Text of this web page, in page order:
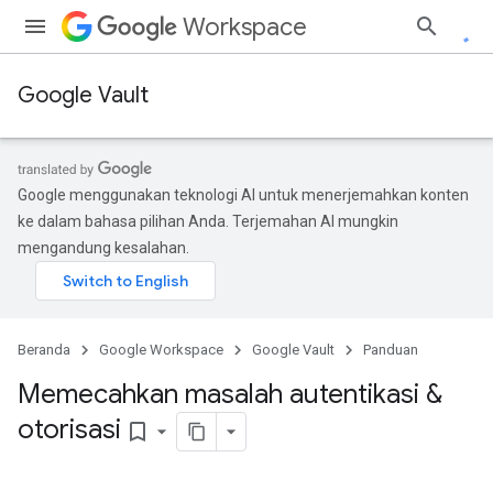
Workspace
Google Vault
Google menggunakan teknologi AI untuk menerjemahkan konten
ke dalam bahasa pilihan Anda. Terjemahan AI mungkin
mengandung kesalahan.
Beranda Google Workspace Google Vault Panduan
Memecahkan masalah autentikasi &
otorisasi bookmark_border